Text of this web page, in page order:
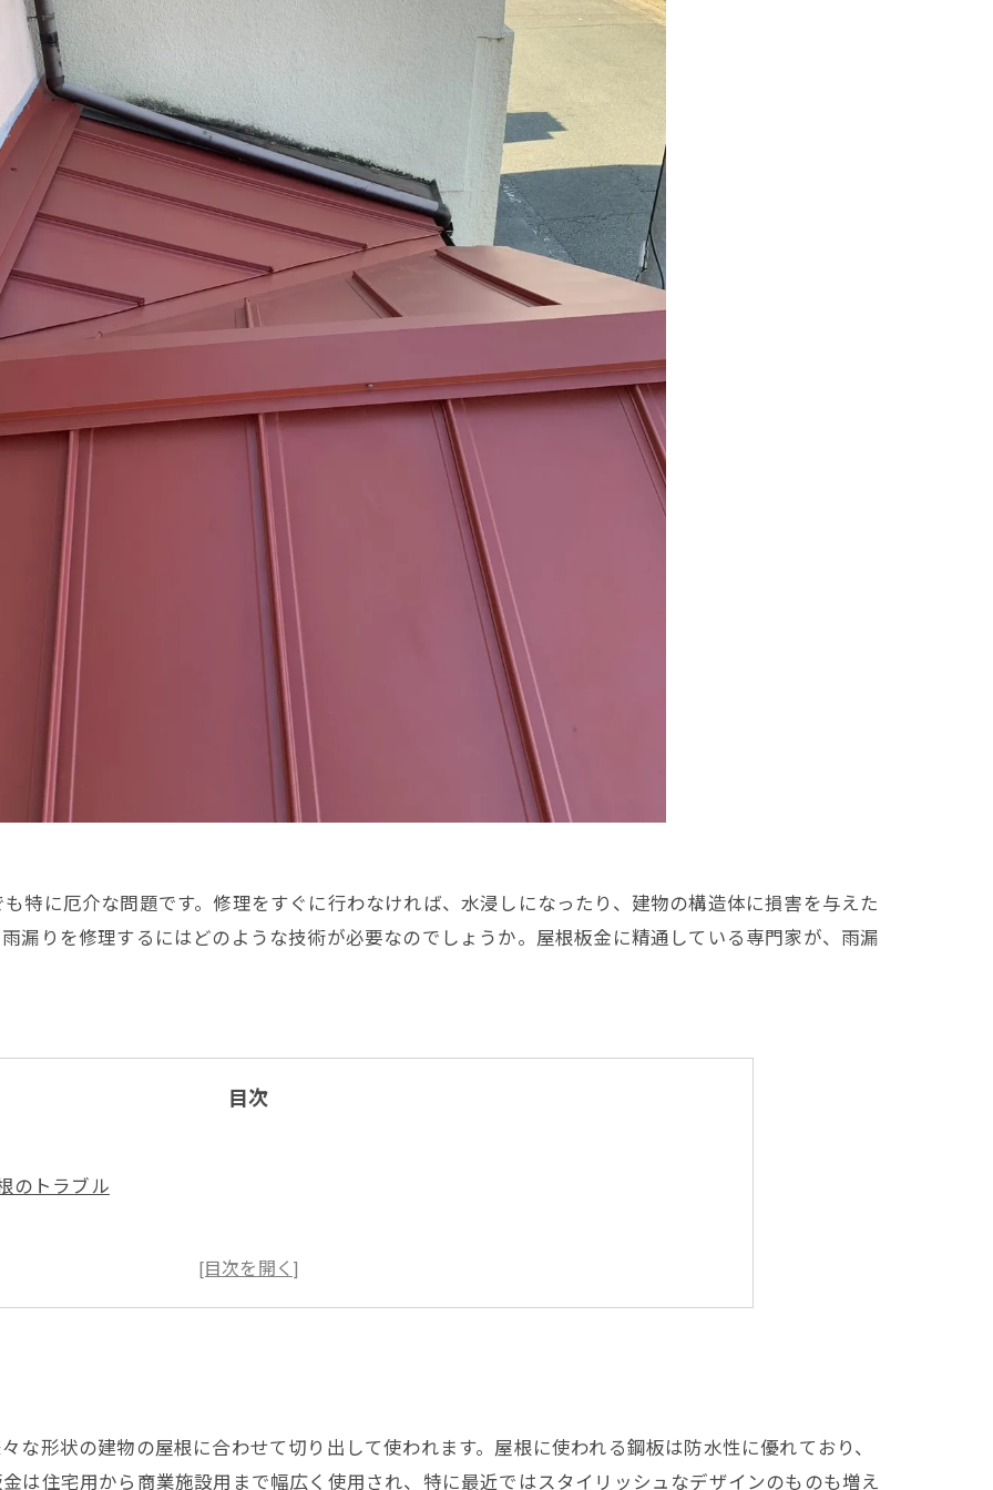
特に厄介な問題です。修理をすぐに行わなければ、水浸しになったり、建物の構造体に損害を与えた
漏りを修理するにはどのような技術が必要なのでしょうか。屋根板金に精通している専門家が、雨漏
目次
のトラブル
すべき場合
な形状の建物の屋根に合わせて切り出して使われます。屋根に使われる鋼板は防水性に優れており、
は住宅用から商業施設用まで幅広く使用され、特に最近ではスタイリッシュなデザインのものも増え